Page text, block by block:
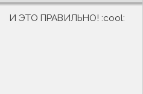
И ЭТО ПРАВИЛЬНО! :cool: